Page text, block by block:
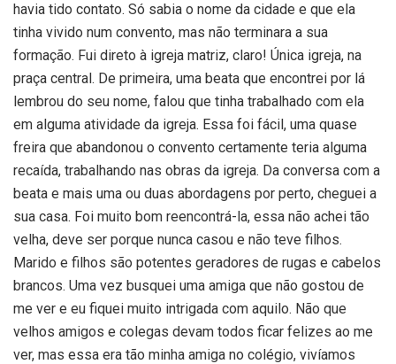
havia tido contato. Só sabia o nome da cidade e que ela
tinha vivido num convento, mas não terminara a sua
formação. Fui direto à igreja matriz, claro! Única igreja, na
praça central. De primeira, uma beata que encontrei por lá
lembrou do seu nome, falou que tinha trabalhado com ela
em alguma atividade da igreja. Essa foi fácil, uma quase
freira que abandonou o convento certamente teria alguma
recaída, trabalhando nas obras da igreja. Da conversa com a
beata e mais uma ou duas abordagens por perto, cheguei a
sua casa. Foi muito bom reencontrá-la, essa não achei tão
velha, deve ser porque nunca casou e não teve filhos.
Marido e filhos são potentes geradores de rugas e cabelos
brancos. Uma vez busquei uma amiga que não gostou de
me ver e eu fiquei muito intrigada com aquilo. Não que
velhos amigos e colegas devam todos ficar felizes ao me
ver, mas essa era tão minha amiga no colégio, vivíamos